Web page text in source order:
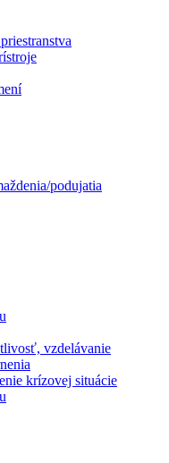
podujatia
vzdelávanie
krízovej situácie